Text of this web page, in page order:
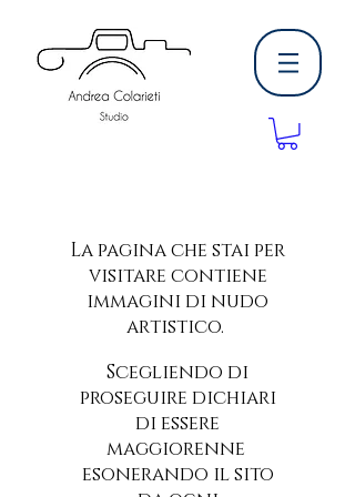
fotografo roma
La pagina che stai per
visitare contiene
immagini di nudo
artistico.
Scegliendo di
proseguire dichiari
di essere
maggiorenne
esonerando il sito